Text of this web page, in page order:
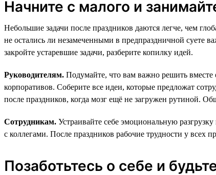
Начните с малого и
Небольшие задачи после праздников даются легче, чем
не остались ли незамеченными в предпраздничной суете
закройте устаревшие задачи, разберите копилку идей.
Руководителям. Подумайте, что вам важно решить вместе
корпоративов. Соберите все идеи, которые предложат
после праздников, когда мозг ещё не загружен рутиной.
Сотрудникам. Устраивайте себе эмоциональную
с коллегами. После праздников рабочие трудности у
Позаботьтесь о себе и